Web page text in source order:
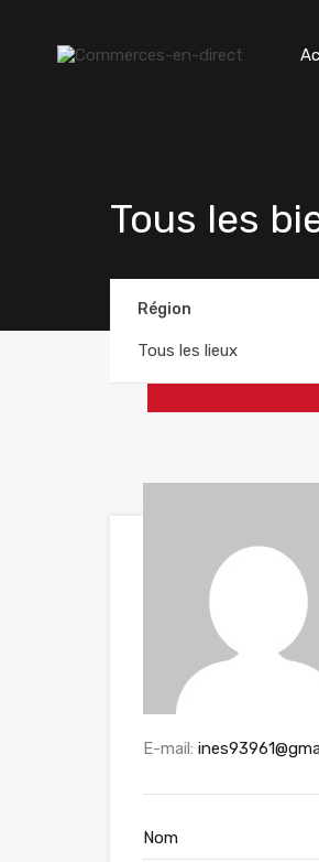
Tous les
Région
Tous les lieux
E-mail:
Nom